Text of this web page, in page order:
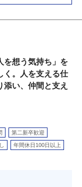
を想う気持ち」を
く。人を支える仕
い、仲間と支え
第二新卒歓迎
年間休日100日以上